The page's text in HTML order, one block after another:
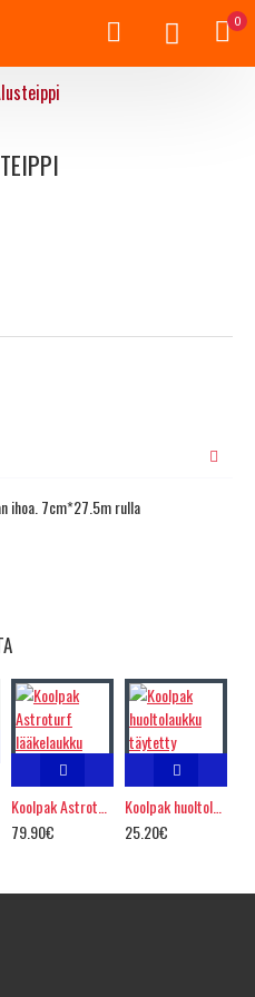
0
ihoa. 7cm*27.5m rulla
79.90€
Koolpak huoltolaukku täytetty
25.20€